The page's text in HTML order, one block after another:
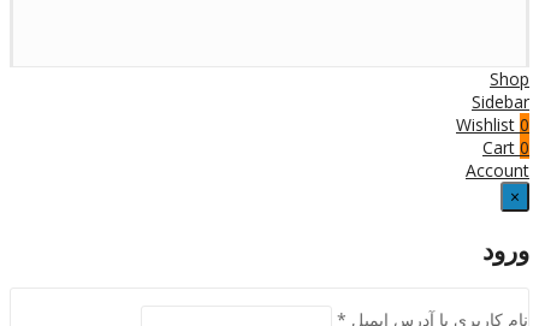
Shop
Sidebar
0
Wishlist
0
Cart
Account
×
ورود
نام کاربری یا آدرس ایمیل *